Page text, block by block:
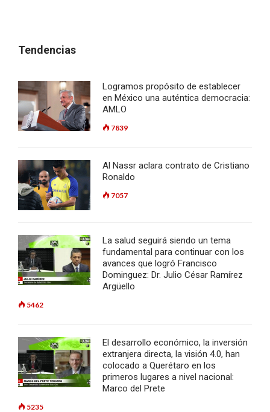
Tendencias
Logramos propósito de establecer
en México una auténtica democracia:
AMLO
7839
Al Nassr aclara contrato de Cristiano
Ronaldo
7057
La salud seguirá siendo un tema
fundamental para continuar con los
avances que logró Francisco
Dominguez: Dr. Julio César Ramírez
Argüello
5462
El desarrollo económico, la inversión
extranjera directa, la visión 4.0, han
colocado a Querétaro en los
primeros lugares a nivel nacional:
Marco del Prete
5235